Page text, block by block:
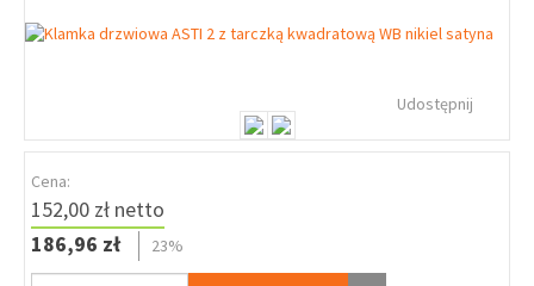
Udostępnij
Cena:
152,00 zł netto
186,96 zł
23%